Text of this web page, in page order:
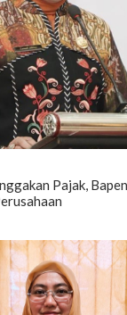
Pajak,